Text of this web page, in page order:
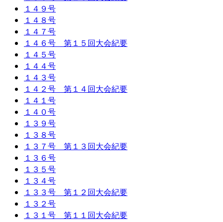
１４９号
１４８号
１４７号
１４６号 第１５回大会紀要
１４５号
１４４号
１４３号
１４２号 第１４回大会紀要
１４１号
１４０号
１３９号
１３８号
１３７号 第１３回大会紀要
１３６号
１３５号
１３４号
１３３号 第１２回大会紀要
１３２号
１３１号 第１１回大会紀要